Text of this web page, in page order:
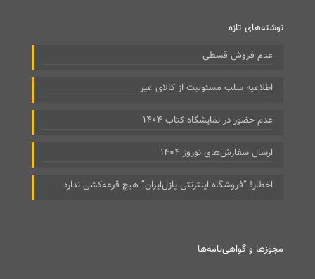
نوشته‌های تازه
عدم فروش قسطی
اطلاعیه سلب مسئولیت از کالای غیر
عدم حضور در نمایشگاه کتاب ۱۴۰۴
ارسال سفارش‌های نوروز ۱۴۰۴
اخطار! “فروشگاه اینترنتی پازل‌ایران” هیچ قرعه‌کشی ندارد
مجوزها و گواهی‌نامه‌ها